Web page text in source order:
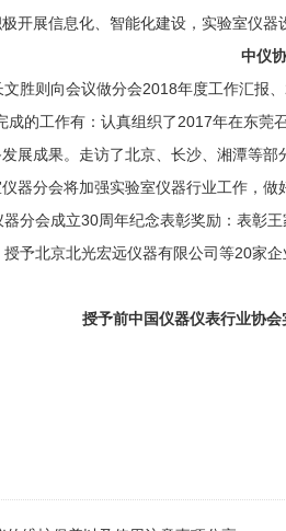
开展信息化、智能化建设，实验室仪
中仪
胜则向会议做分会2018年度工作汇报
的工作有：认真组织了2017年在东莞
展成果。走访了北京、长沙、湘潭等
器分会将加强实验室仪器行业工作，
分会成立30周年纪念表彰奖励：表彰
予北京北光宏远仪器有限公司等20家企
授予前中国仪器仪表行业协